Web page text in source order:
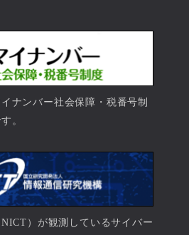
ナンバー社会保障・税番号制
。
）が観測しているサイバー